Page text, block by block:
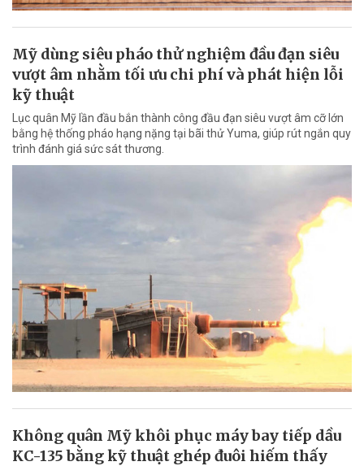
Mỹ dùng siêu pháo thử nghiệm đầu đạn siêu
vượt âm nhằm tối ưu chi phí và phát hiện lỗi
kỹ thuật
Lục quân Mỹ lần đầu bắn thành công đầu đạn siêu vượt âm cỡ lớn
bằng hệ thống pháo hạng nặng tại bãi thử Yuma, giúp rút ngắn quy
trình đánh giá sức sát thương.
Không quân Mỹ khôi phục máy bay tiếp dầu
KC-135 bằng kỹ thuật ghép đuôi hiếm thấy